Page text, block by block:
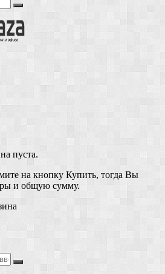
пуста.
на кнопку Купить, тогда Вы
и общую сумму.